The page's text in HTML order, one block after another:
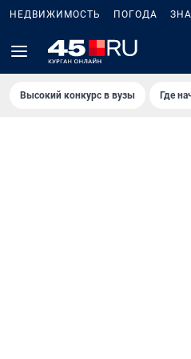
НЕДВИЖИМОСТЬ ПОГОДА
Высокий конкурс в вузы Где